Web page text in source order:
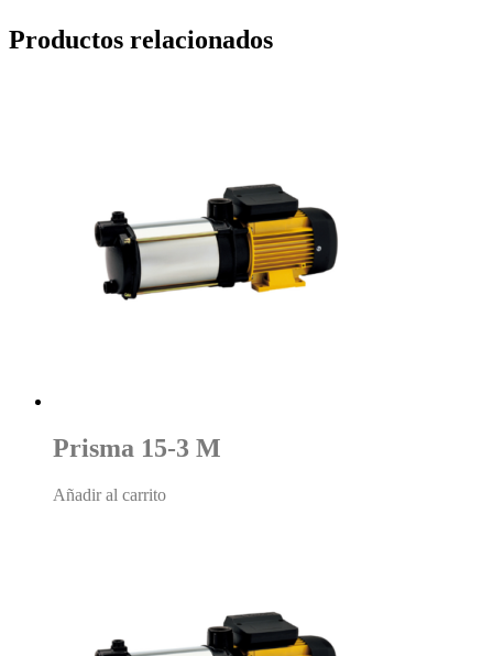
Productos relacionados
Prisma 15-3 M
Añadir al carrito